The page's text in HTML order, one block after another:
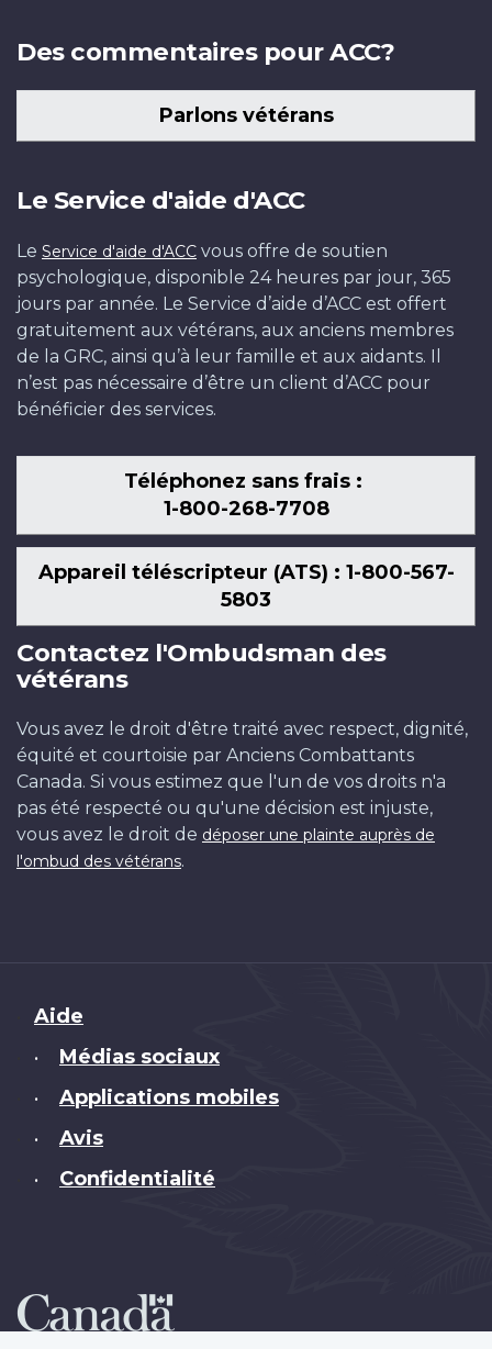
Des commentaires pour ACC?
Parlons vétérans
Le Service d'aide d'ACC
Le Service d'aide d'ACC vous offre de soutien
psychologique, disponible 24 heures par jour, 365
jours par année. Le Service d’aide d’ACC est offert
gratuitement aux vétérans, aux anciens membres
de la GRC, ainsi qu’à leur famille et aux aidants. Il
n’est pas nécessaire d’être un client d’ACC pour
bénéficier des services.
Téléphonez sans frais :
1-800-268-7708
Appareil téléscripteur (ATS) : 1-800-567-
5803
Contactez l'Ombudsman des
vétérans
Vous avez le droit d'être traité avec respect, dignité,
équité et courtoisie par Anciens Combattants
Canada. Si vous estimez que l'un de vos droits n'a
pas été respecté ou qu'une décision est injuste,
vous avez le droit de déposer une plainte auprès de
l'ombud des vétérans.
Brand
Aide
• Médias sociaux
• Applications mobiles
• Avis
• Confidentialité